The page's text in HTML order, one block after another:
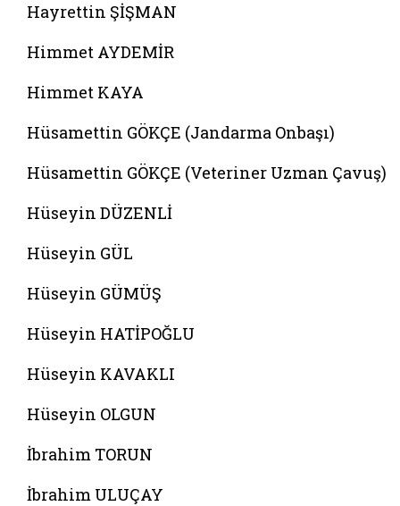
Hayrettin ŞİŞMAN
Himmet AYDEMİR
Himmet KAYA
Hüsamettin GÖKÇE (Jandarma Onbaşı)
Hüsamettin GÖKÇE (Veteriner Uzman Çavuş)
Hüseyin DÜZENLİ
Hüseyin GÜL
Hüseyin GÜMÜŞ
Hüseyin HATİPOĞLU
Hüseyin KAVAKLI
Hüseyin OLGUN
İbrahim TORUN
İbrahim ULUÇAY